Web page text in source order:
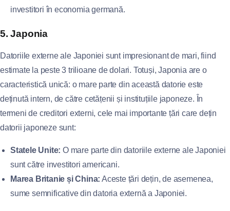
investitori în economia germană.
5. Japonia
Datoriile externe ale Japoniei sunt impresionant de mari, fiind
estimate la peste 3 trilioane de dolari. Totuși, Japonia are o
caracteristică unică: o mare parte din această datorie este
deținută intern, de către cetățenii și instituțiile japoneze. În
termeni de creditori externi, cele mai importante țări care dețin
datorii japoneze sunt:
Statele Unite: O mare parte din datoriile externe ale Japoniei
sunt către investitori americani.
Marea Britanie și China: Aceste țări dețin, de asemenea,
sume semnificative din datoria externă a Japoniei.